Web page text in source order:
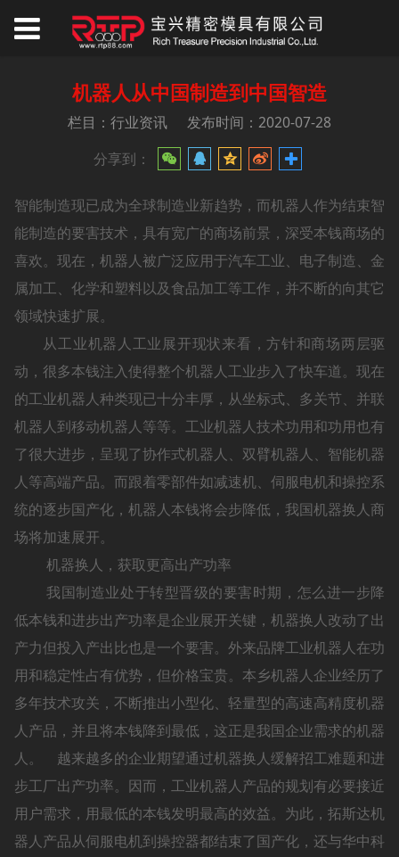
机器人从中国制造到中国智造
栏目：行业资讯
发布时间：2020-07-28
分享到：
智能制造现已成为全球制造业新趋势，而机器人作为结束智
能制造的要害技术，具有宽广的商场前景，深受本钱商场的
喜欢。现在，机器人被广泛应用于汽车工业、电子制造、金
属加工、化学和塑料以及食品加工等工作，并不断的向其它
领域快速扩展。
从工业机器人工业展开现状来看，方针和商场两层驱
动，很多本钱注入使得整个机器人工业步入了快车道。现在
的工业机器人种类现已十分丰厚，从坐标式、多关节、并联
机器人到移动机器人等等。工业机器人技术功用和功用也有
了很大进步，呈现了协作式机器人、双臂机器人、智能机器
人等高端产品。而跟着零部件如减速机、伺服电机和操控系
统的逐步国产化，机器人本钱将会步降低，我国机器换人商
场将加速展开。
机器换人，获取更高出产功率
我国制造业处于转型晋级的要害时期，怎么进一步降
低本钱和进步出产功率是企业展开关键，机器换人改动了出
产力但投入产出比也是一个要害。外来品牌工业机器人在功
用和稳定性占有优势，但价格宝贵。本乡机器人企业经历了
多年技术攻关，不断推出小型化、轻量型的高速高精度机器
人产品，并且将本钱降到最低，这正是我国企业需求的机器
人。 越来越多的企业期望通过机器换人缓解招工难题和进
步工厂出产功率。因而，工业机器人产品的规划有必要接近
用户需求，用最低的本钱发明最高的效益。为此，拓斯达机
器人产品从伺服电机到操控器都结束了国产化，还与华中科